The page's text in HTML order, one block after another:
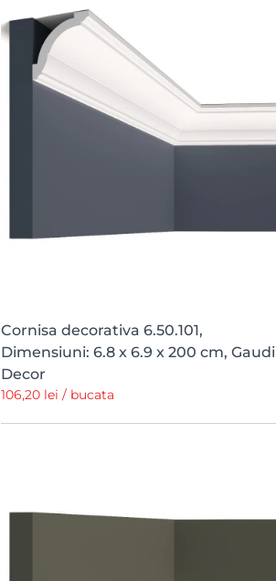
Cornisa decorativa 6.50.101,
Dimensiuni: 6.8 x 6.9 x 200 cm, Gaudi
Decor
106,20 lei / bucata